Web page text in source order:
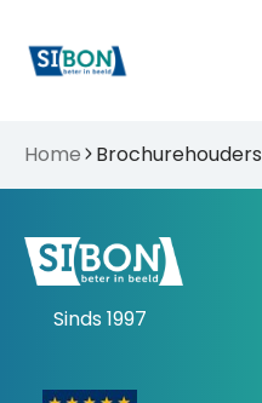
Home Brochurehouders
Sinds 1997